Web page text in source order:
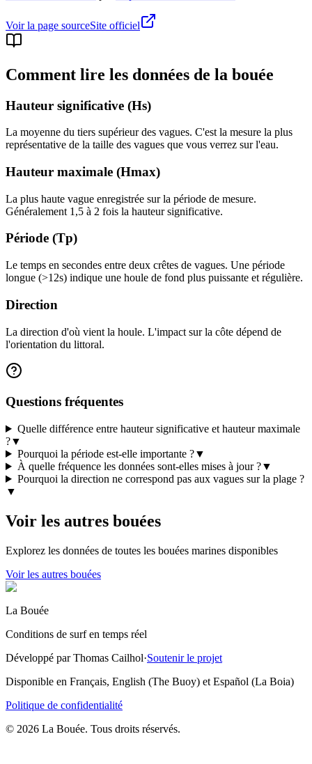
Voir la page sourceSite officiel
Comment lire les données de la bouée
Hauteur significative (Hs)
La moyenne du tiers supérieur des vagues. C'est la mesure la plus
représentative de la taille des vagues que vous verrez sur l'eau.
Hauteur maximale (Hmax)
La plus haute vague enregistrée sur la période de mesure.
Généralement 1,5 à 2 fois la hauteur significative.
Période (Tp)
Le temps en secondes entre deux crêtes de vagues. Une période
longue (>12s) indique une houle de fond plus puissante et régulière.
Direction
La direction d'où vient la houle. L'impact sur la côte dépend de
l'orientation du littoral.
Questions fréquentes
Quelle différence entre hauteur significative et hauteur maximale
?▼
Pourquoi la période est-elle importante ?▼
À quelle fréquence les données sont-elles mises à jour ?▼
Pourquoi la direction ne correspond pas aux vagues sur la plage ?
▼
Voir les autres bouées
Explorez les données de toutes les bouées marines disponibles
Voir les autres bouées
La Bouée
Conditions de surf en temps réel
Développé par Thomas Cailhol·Soutenir le projet
Disponible en Français, English (The Buoy) et Español (La Boia)
Politique de confidentialité
© 2026 La Bouée. Tous droits réservés.